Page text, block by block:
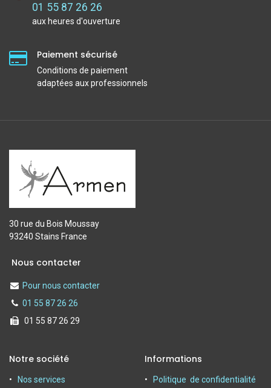
01 55 87 26 26
aux heures d'ouverture
Paiement sécurisé
Conditions de paiement
adaptées aux professionnels
30 rue du Bois Moussay
93240 Stains France
Nous contacter
Pour nous contacter
01 55 87 26 26
01 55 87 26 29
Notre société
Nos services
Informations
Politique de confidentialité